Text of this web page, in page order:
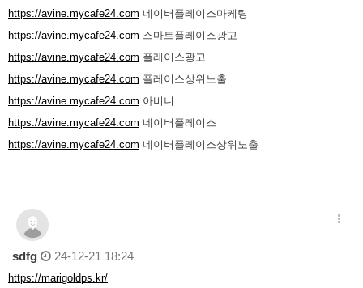
https://avine.mycafe24.com 네이버플레이스마케팅
https://avine.mycafe24.com 스마트플레이스광고
https://avine.mycafe24.com 플레이스광고
https://avine.mycafe24.com 플레이스상위노출
https://avine.mycafe24.com 아비니
https://avine.mycafe24.com 네이버플레이스
https://avine.mycafe24.com 네이버플레이스상위노출
sdfg 24-12-21 18:24
https://marigoldps.kr/